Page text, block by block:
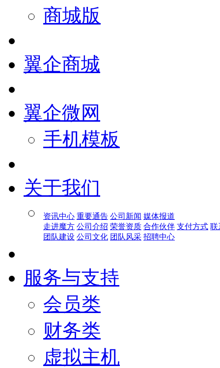
商城版
翼企商城
翼企微网
手机模板
关于我们
资讯中心 重要通告 公司新闻 媒体报道
走进魔方 公司介绍 荣誉资质 合作伙伴 支付方式 联
团队建设 公司文化 团队风采 招聘中心
服务与支持
会员类
财务类
虚拟主机